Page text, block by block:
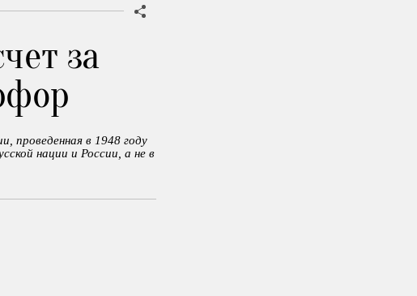
за
проведенная в 1948 году
нации и России, а не в